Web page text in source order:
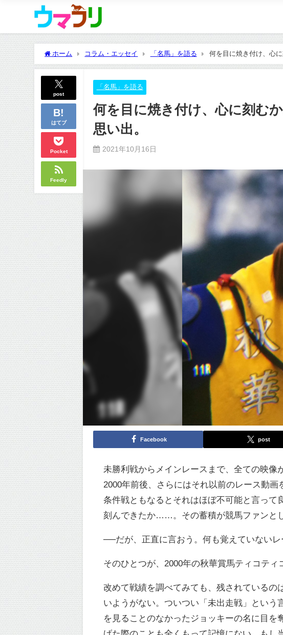
ホーム コラム・エッセイ 「名馬」を語る 何を目に焼き付け、心
post
はてブ
Pocket
Feedly
「名馬」を語る
何を目に焼き付け、心に刻む
思い出。
2021年10月16日
Facebook post
未勝利戦からメインレースまで、全ての映
2000年前後、さらにはそれ以前のレース動
条件戦ともなるとそれはほぼ不可能と言って
刻んできたか……。その蓄積が競馬ファンと
──だが、正直に言おう。何も覚えていないレ
そのひとつが、2000年の秋華賞馬ティコティ
改めて戦績を調べてみても、残されているの
いようがない。ついつい「未出走戦」という
を見ることのなかったジョッキーの名に目